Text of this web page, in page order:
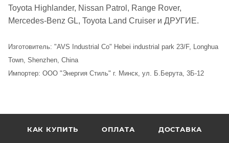
Toyota Highlander, Nissan Patrol, Range Rover,
Mercedes-Benz GL, Toyota Land Cruiser и ДРУГИЕ.
Изготовитель: "AVS Industrial Co" Hebei industrial park 23/F, Longhua
Town, Shenzhen, China
Импортер: ООО "Энергия Стиль" г. Минск, ул. Б.Берута, 3Б-12
КАК КУПИТЬ ОПЛАТА ДОСТАВКА